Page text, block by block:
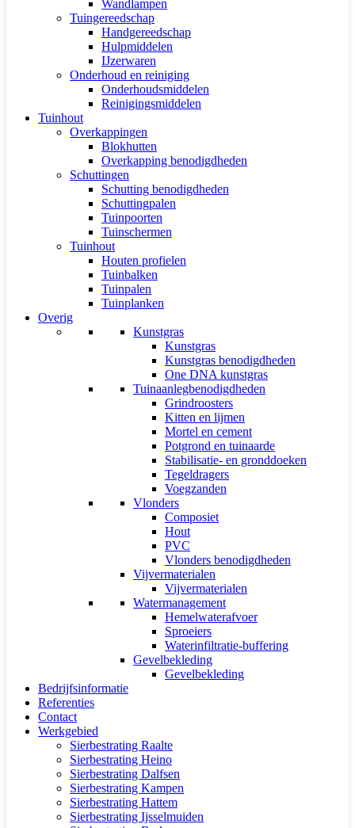
Wandlampen
Tuingereedschap
Handgereedschap
Hulpmiddelen
IJzerwaren
Onderhoud en reiniging
Onderhoudsmiddelen
Reinigingsmiddelen
Tuinhout
Overkappingen
Blokhutten
Overkapping benodigdheden
Schuttingen
Schutting benodigdheden
Schuttingpalen
Tuinpoorten
Tuinschermen
Tuinhout
Houten profielen
Tuinbalken
Tuinpalen
Tuinplanken
Overig
Kunstgras
Kunstgras
Kunstgras benodigdheden
One DNA kunstgras
Tuinaanlegbenodigdheden
Grindroosters
Kitten en lijmen
Mortel en cement
Potgrond en tuinaarde
Stabilisatie- en gronddoeken
Tegeldragers
Voegzanden
Vlonders
Composiet
Hout
PVC
Vlonders benodigdheden
Vijvermaterialen
Vijvermaterialen
Watermanagement
Hemelwaterafvoer
Sproeiers
Waterinfiltratie-buffering
Gevelbekleding
Gevelbekleding
Bedrijfsinformatie
Referenties
Contact
Werkgebied
Sierbestrating Raalte
Sierbestrating Heino
Sierbestrating Dalfsen
Sierbestrating Kampen
Sierbestrating Hattem
Sierbestrating Ijsselmuiden